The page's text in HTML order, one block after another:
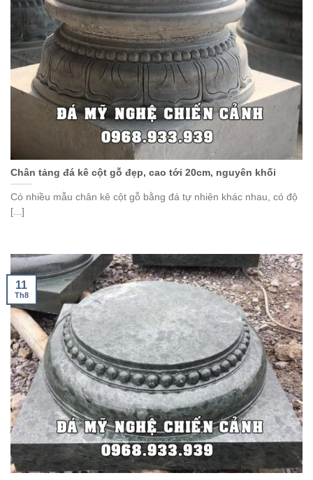
Chân tảng đá kê cột gỗ đẹp, cao tới 20cm, nguyên khối
Có nhiều mẫu chân kê cột gỗ bằng đá tự nhiên khác nhau, có độ
[...]
11
Th8